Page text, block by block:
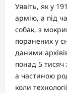
Уявіть, як у
армію, а під
собак, з
поранених у
даними
понад 5 тисяч
а частиною
коли